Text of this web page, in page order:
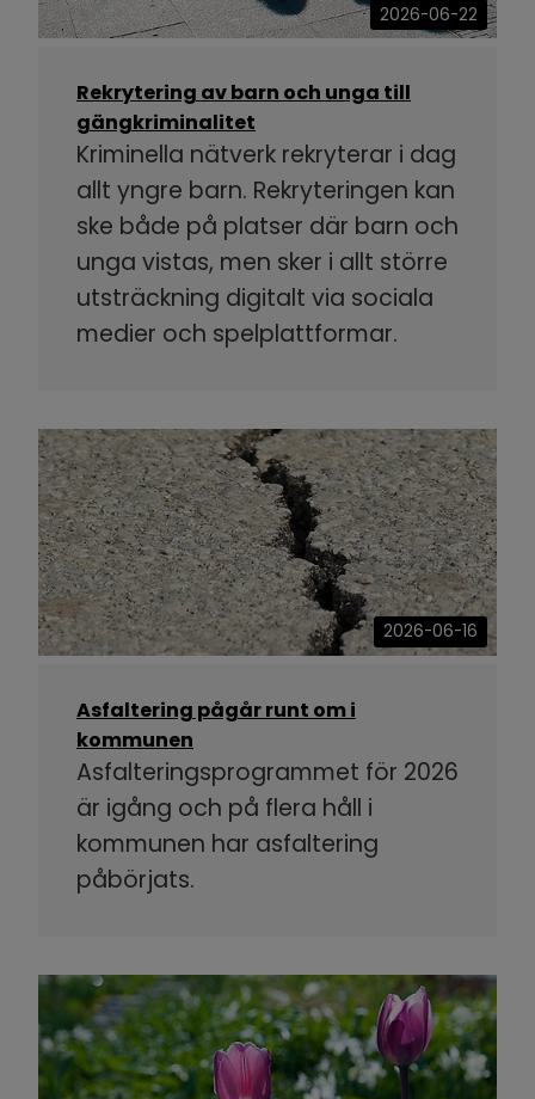
2026-06-22
Rekrytering av barn och unga till
gängkriminalitet
Kriminella nätverk rekryterar i dag
allt yngre barn. Rekryteringen kan
ske både på platser där barn och
unga vistas, men sker i allt större
utsträckning digitalt via sociala
medier och spelplattformar.
2026-06-16
Asfaltering pågår runt om i
kommunen
Asfalteringsprogrammet för 2026
är igång och på flera håll i
kommunen har asfaltering
påbörjats.